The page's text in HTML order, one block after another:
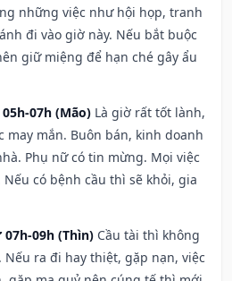
những việc như hội họp, tranh
đi vào giờ này. Nếu bắt buộc
giữ miệng để hạn ché gây ẩu
07h (Mão) Là giờ rất tốt lành,
mắn. Buôn bán, kinh doanh
Phụ nữ có tin mừng. Mọi việc
có bệnh cầu thì sẽ khỏi, gia
09h (Thìn) Cầu tài thì không
Nếu ra đi hay thiệt, gặp nạn, việc